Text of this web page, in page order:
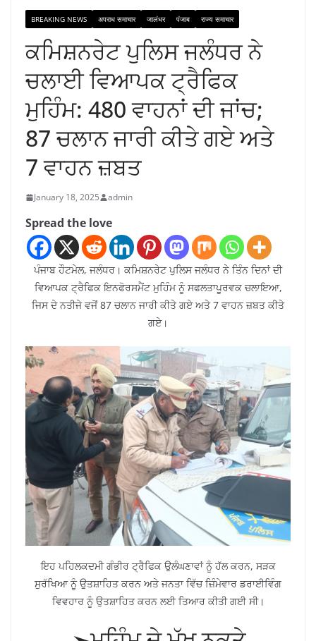
BREAKING NEWS अपराध समाचार जालंधर पंजाब राज्य समाचार
ਕਮਿਸ਼ਨਰੇਟ ਪੁਲਿਸ ਜਲੰਧਰ ਨੇ
ਚਲਾਈ ਵਿਆਪਕ ਟ੍ਰੈਫਿਕ
ਮੁਹਿੰਮ: 480 ਵਾਹਨਾਂ ਦੀ ਜਾਂਚ;
87 ਚਲਾਨ ਜਾਰੀ ਕੀਤੇ ਗਏ ਅਤੇ
7 ਵਾਹਨ ਜ਼ਬਤ
January 18, 2025 admin
Spread the love
ਪੰਜਾਬ ਹੌਟਮੇਲ, ਜਲੰਧਰ। ਕਮਿਸ਼ਨਰੇਟ ਪੁਲਿਸ ਜਲੰਧਰ ਨੇ ਤਿੰਨ ਦਿਨਾਂ ਦੀ
ਵਿਆਪਕ ਟ੍ਰੈਫਿਕ ਇਨਫੋਰਸਮੈਂਟ ਮੁਹਿੰਮ ਨੂੰ ਸਫਲਤਾਪੂਰਵਕ ਚਲਾਇਆ,
ਜਿਸ ਦੇ ਨਤੀਜੇ ਵਜੋਂ 87 ਚਲਾਨ ਜਾਰੀ ਕੀਤੇ ਗਏ ਅਤੇ 7 ਵਾਹਨ ਜ਼ਬਤ ਕੀਤੇ
ਗਏ।
ਇਹ ਪਹਿਲਕਦਮੀ ਗੰਭੀਰ ਟ੍ਰੈਫਿਕ ਉਲੰਘਣਾਵਾਂ ਨੂੰ ਹੱਲ ਕਰਨ, ਸੜਕ
ਸੁਰੱਖਿਆ ਨੂੰ ਉਤਸ਼ਾਹਿਤ ਕਰਨ ਅਤੇ ਜਨਤਾ ਵਿੱਚ ਜ਼ਿੰਮੇਵਾਰ ਡਰਾਈਵਿੰਗ
ਵਿਵਹਾਰ ਨੂੰ ਉਤਸ਼ਾਹਿਤ ਕਰਨ ਲਈ ਤਿਆਰ ਕੀਤੀ ਗਈ ਸੀ।